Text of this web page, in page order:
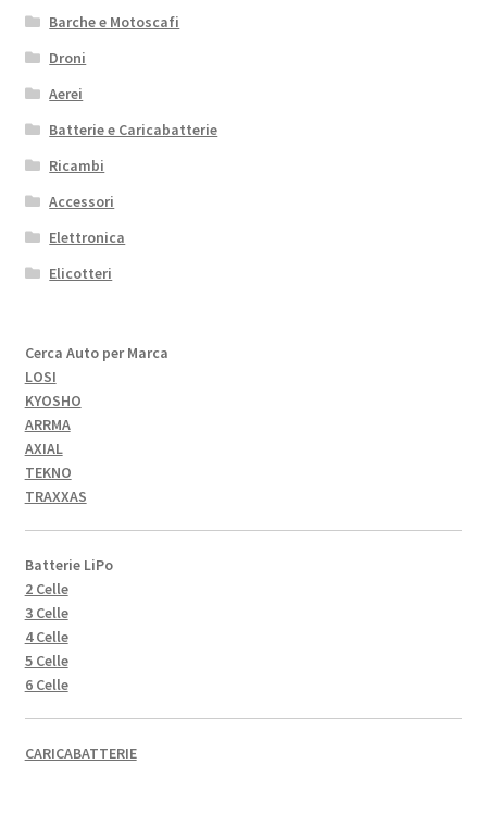
Barche e Motoscafi
Droni
Aerei
Batterie e Caricabatterie
Ricambi
Accessori
Elettronica
Elicotteri
Cerca Auto per Marca
LOSI
KYOSHO
ARRMA
AXIAL
TEKNO
TRAXXAS
Batterie LiPo
2 Celle
3 Celle
4 Celle
5 Celle
6 Celle
CARICABATTERIE